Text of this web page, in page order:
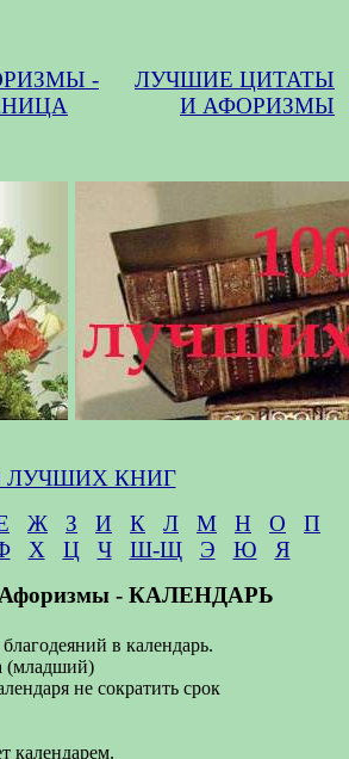
-
ЛУЧШИЕ ЦИТАТЫ
И АФОРИЗМЫ
ЛУЧШИХ КНИГ
Ж З И К Л М Н О
П
Х Ц Ч Ш-Щ Э Ю
Я
- КАЛЕНДАРЬ
в календарь.
(младший)
не сократить срок
календарем.